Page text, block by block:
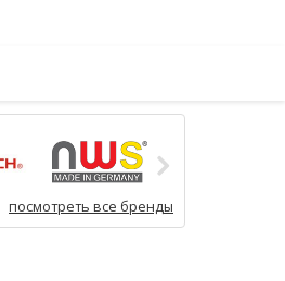
посмотреть все бренды